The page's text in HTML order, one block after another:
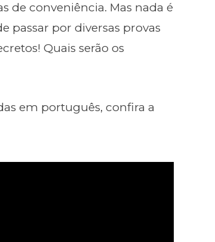
de conveniência. Mas nada é
passar por diversas provas
Quais serão os
em português, confira a